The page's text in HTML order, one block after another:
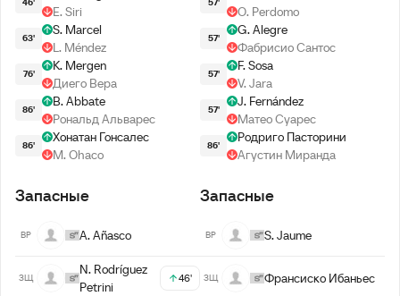
E. Siri
63'
S. Marcel
L. Méndez
76'
K. Mergen
Диего Вера
86'
B. Abbate
Рональд Альварес
86'
Хонатан Гонсалес
M. Ohaco
O. Perdomo
57'
G. Alegre
Фабрисио Сантос
57'
F. Sosa
V. Jara
57'
J. Fernández
Матео Суарес
86'
Родриго Пасторини
Агустин Миранда
Запасные
ВР A. Añasco
ЗЩ
N. Rodríguez
Petrini
46'
Запасные
ВР S. Jaume
ЗЩ Франсиско Ибаньес